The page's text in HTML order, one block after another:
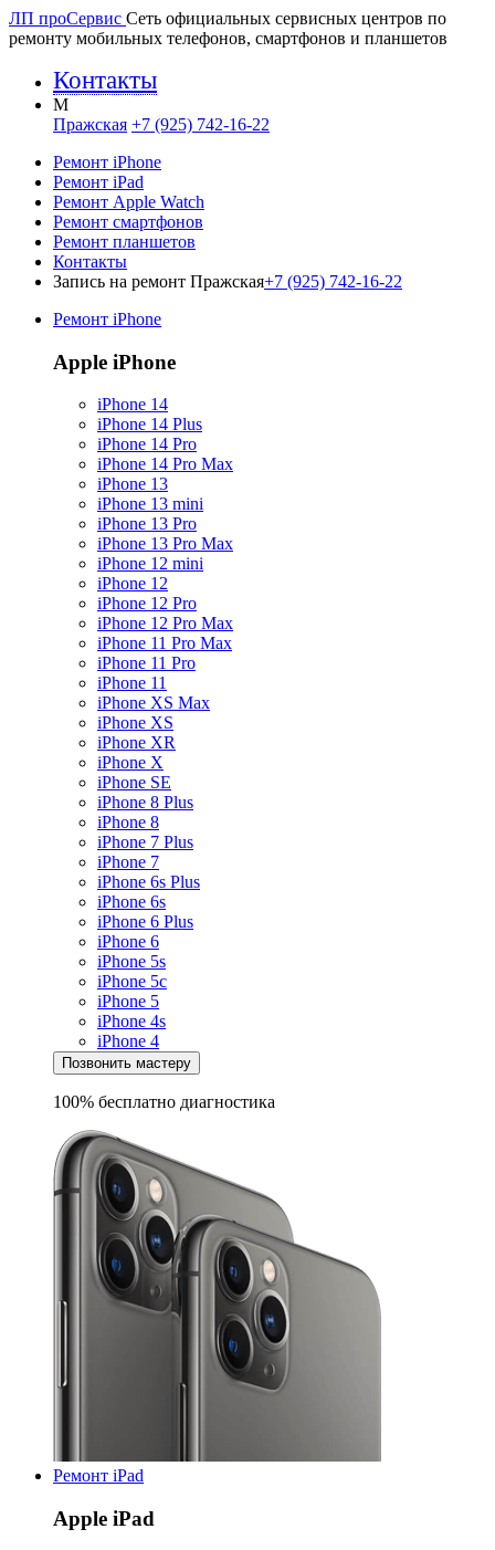
ЛП проСервис Сеть официальных сервисных центров по
ремонту мобильных телефонов, смартфонов и планшетов
Контакты
M
Пражская +7 (925) 742-16-22
Ремонт iPhone
Ремонт iPad
Ремонт Apple Watch
Ремонт смартфонов
Ремонт планшетов
Контакты
Запись на ремонт Пражская+7 (925) 742-16-22
Ремонт iPhone
Apple iPhone
iPhone 14
iPhone 14 Plus
iPhone 14 Pro
iPhone 14 Pro Max
iPhone 13
iPhone 13 mini
iPhone 13 Pro
iPhone 13 Pro Max
iPhone 12 mini
iPhone 12
iPhone 12 Pro
iPhone 12 Pro Max
iPhone 11 Pro Max
iPhone 11 Pro
iPhone 11
iPhone XS Max
iPhone XS
iPhone XR
iPhone X
iPhone SE
iPhone 8 Plus
iPhone 8
iPhone 7 Plus
iPhone 7
iPhone 6s Plus
iPhone 6s
iPhone 6 Plus
iPhone 6
iPhone 5s
iPhone 5c
iPhone 5
iPhone 4s
iPhone 4
Позвонить мастеру
100% бесплатно диагностика
Ремонт iPad
Apple iPad